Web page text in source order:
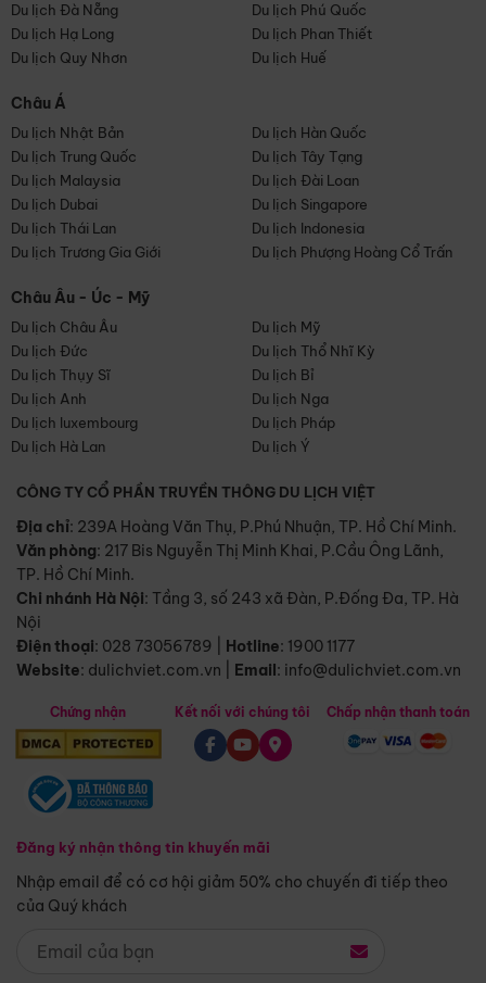
Du lịch Đà Nẵng
Du lịch Phú Quốc
Du lịch Hạ Long
Du lịch Phan Thiết
Du lịch Quy Nhơn
Du lịch Huế
Châu Á
Du lịch Nhật Bản
Du lịch Hàn Quốc
Du lịch Trung Quốc
Du lịch Tây Tạng
Du lịch Malaysia
Du lịch Đài Loan
Du lịch Dubai
Du lịch Singapore
Du lịch Thái Lan
Du lịch Indonesia
Du lịch Trương Gia Giới
Du lịch Phượng Hoàng Cổ Trấn
Châu Âu - Úc - Mỹ
Du lịch Châu Âu
Du lịch Mỹ
Du lịch Đức
Du lịch Thổ Nhĩ Kỳ
Du lịch Thụy Sĩ
Du lịch Bỉ
Du lịch Anh
Du lịch Nga
Du lịch luxembourg
Du lịch Pháp
Du lịch Hà Lan
Du lịch Ý
CÔNG TY CỔ PHẦN TRUYỀN THÔNG DU LỊCH VIỆT
Địa chỉ: 239A Hoàng Văn Thụ, P.Phú Nhuận, TP. Hồ Chí Minh.
Văn phòng: 217 Bis Nguyễn Thị Minh Khai, P.Cầu Ông Lãnh,
TP. Hồ Chí Minh.
Chi nhánh Hà Nội: Tầng 3, số 243 xã Đàn, P.Đống Đa, TP. Hà
Nội
Điện thoại: 028 73056789 Hotline: 1900 1177
Website: dulichviet.com.vn Email: info@dulichviet.com.vn
Chứng nhận
Đăng ký nhận thông tin khuyến mãi
Nhập email để có cơ hội giảm 50% cho chuyến đi tiếp theo
của Quý khách
Kết nối với chúng tôi Chấp nhận thanh toán